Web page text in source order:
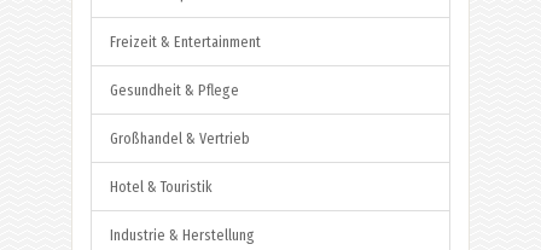
Freizeit & Entertainment
Gesundheit & Pflege
Großhandel & Vertrieb
Hotel & Touristik
Industrie & Herstellung